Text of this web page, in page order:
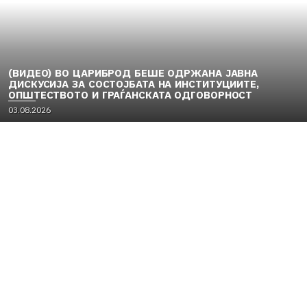
(ВИДЕО) ВО ЦАРИБРОД БЕШЕ ОДРЖАНА ЈАВНА
ДИСКУСИЈА ЗА СОСТОЈБАТА НА ИНСТИТУЦИИТЕ,
ОПШТЕСТВОТО И ГРАЃАНСКАТА ОДГОВОРНОСТ
03.08.2026